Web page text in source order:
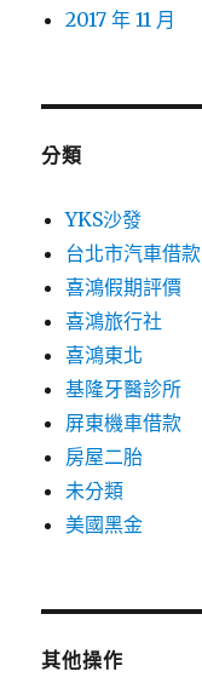
2017 年 11 月
分類
YKS沙發
台北市汽車借款
喜鴻假期評價
喜鴻旅行社
喜鴻東北
基隆牙醫診所
屏東機車借款
房屋二胎
未分類
美國黑金
其他操作